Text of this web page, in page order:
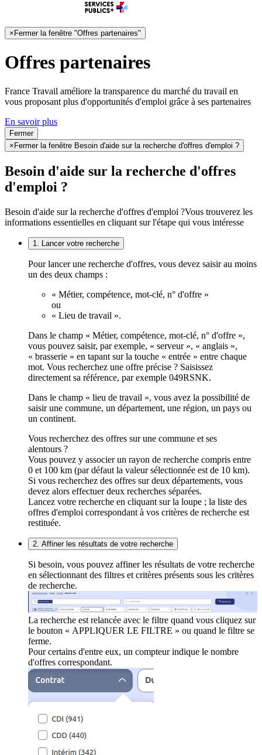
× Fermer la fenêtre "Offres partenaires"
Offres partenaires
France Travail améliore la transparence du marché du travail en
vous proposant plus d'opportunités d'emploi grâce à ses partenaires
En savoir plus
Fermer
× Fermer la fenêtre Besoin d'aide sur la recherche d'offres d'emploi ?
Besoin d'aide sur la recherche d'offres
d'emploi ?
Besoin d'aide sur la recherche d'offres d'emploi ?Vous trouverez les
informations essentielles en cliquant sur l'étape qui vous intéresse
1. Lancer votre recherche
Pour lancer une recherche d'offres, vous devez saisir au moins
un des deux champs :
« Métier, compétence, mot-clé, n° d'offre »
ou
« Lieu de travail ».
Dans le champ « Métier, compétence, mot-clé, n° d'offre »,
vous pouvez saisir, par exemple, « serveur », « anglais »,
« brasserie » en tapant sur la touche « entrée » entre chaque
mot. Vous recherchez une offre précise ? Saisissez
directement sa référence, par exemple 049RSNK.
Dans le champ « lieu de travail », vous avez la possibilité de
saisir une commune, un département, une région, un pays ou
un continent.
Vous recherchez des offres sur une commune et ses
alentours ?
Vous pouvez y associer un rayon de recherche compris entre
0 et 100 km (par défaut la valeur sélectionnée est de 10 km).
Si vous recherchez des offres sur deux départements, vous
devez alors effectuer deux recherches séparées.
Lancez votre recherche en cliquant sur la loupe ; la liste des
offres d'emploi correspondant à vos critères de recherche est
restituée.
2. Affiner les résultats de votre recherche
Si besoin, vous pouvez affiner les résultats de votre recherche
en sélectionnant des filtres et critères présents sous les critères
de recherche.
La recherche est relancée avec le filtre quand vous cliquez sur
le bouton « APPLIQUER LE FILTRE » ou quand le filtre se
ferme.
Pour certains d'entre eux, un compteur indique le nombre
d'offres correspondant.